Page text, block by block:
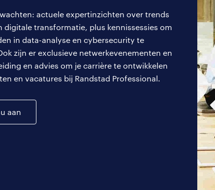
alleen om individuele groei, maar om samen
direct naar onze vakgebieden en zorgen ervoor dat we
maakt ons uniek."
Ook onderdeel worden van een
actuele expertinzichten over trends
digitale transformatie, plus kennissessies om
in data-analyse en cybersecurity te
zijn er exclusieve netwerkevenementen en
en advies om je carrière te ontwikkelen
en vacatures bij Randstad Professional.
aan